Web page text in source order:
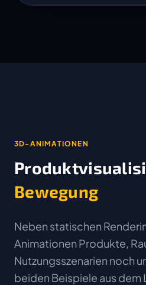
3D-ANIMATIONEN
Bewegung
Neben statischen
Animationen Produkte,
Nutzungsszenarien noch
beiden Beispiele aus